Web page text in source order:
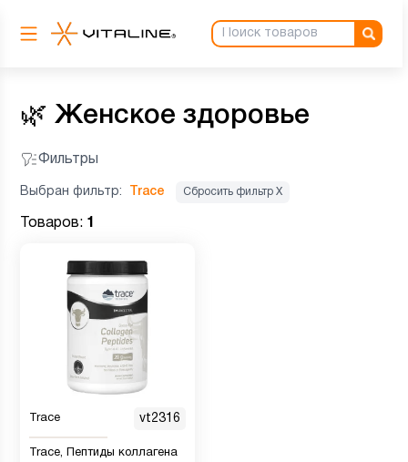
🌿 Женское здоровье
Фильтры
Выбран фильтр: Trace Сбросить фильтр Х
Товаров: 1
Trace vt2316
Trace, Пептиды коллагена